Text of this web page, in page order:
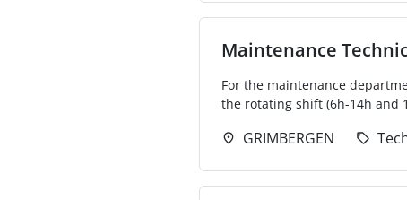
Maintenance
For the maintenance
the rotating shift (6h-14h and
GRIMBERGEN